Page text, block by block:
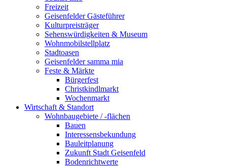
Freizeit
Geisenfelder Gästeführer
Kulturpreisträger
Sehenswürdigkeiten & Museum
Wohnmobilstellplatz
Stadtoasen
Geisenfelder samma mia
Feste & Märkte
Bürgerfest
Christkindlmarkt
Wochenmarkt
Wirtschaft & Standort
Wohnbaugebiete / -flächen
Bauen
Interessensbekundung
Bauleitplanung
Zukunft Stadt Geisenfeld
Bodenrichtwerte